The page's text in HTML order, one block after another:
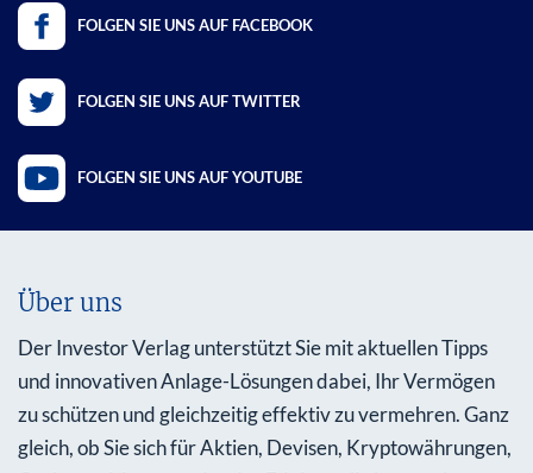
FOLGEN SIE UNS AUF FACEBOOK
FOLGEN SIE UNS AUF TWITTER
FOLGEN SIE UNS AUF YOUTUBE
Über uns
Der Investor Verlag unterstützt Sie mit aktuellen Tipps
und innovativen Anlage-Lösungen dabei, Ihr Vermögen
zu schützen und gleichzeitig effektiv zu vermehren. Ganz
gleich, ob Sie sich für Aktien, Devisen, Kryptowährungen,